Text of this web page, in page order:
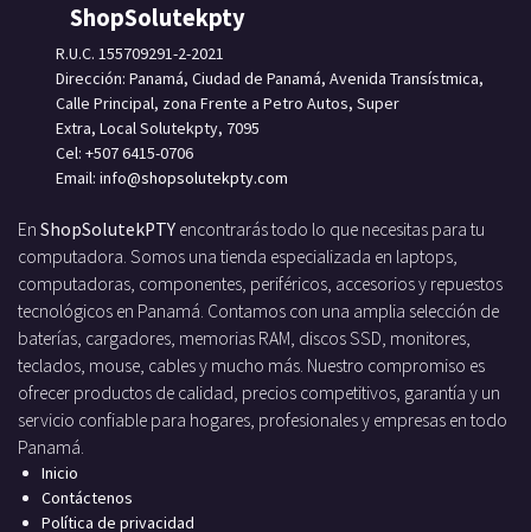
ShopSolutekpty
R.U.C. 155709291-2-2021
Dirección: Panamá, Ciudad de Panamá, Avenida Transístmica,
Calle Principal, zona Frente a Petro Autos, Super
Extra, Local Solutekpty, 7095
Cel: +507 6415-0706
Email: info@shopsolutekpty.com
En ShopSolutekPTY encontrarás todo lo que necesitas para tu
computadora. Somos una tienda especializada en laptops,
computadoras, componentes, periféricos, accesorios y repuestos
tecnológicos en Panamá. Contamos con una amplia selección de
baterías, cargadores, memorias RAM, discos SSD, monitores,
teclados, mouse, cables y mucho más. Nuestro compromiso es
ofrecer productos de calidad, precios competitivos, garantía y un
servicio confiable para hogares, profesionales y empresas en todo
Panamá.
Inicio
Contáctenos
Política de privacidad